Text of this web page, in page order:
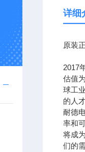
详细
原装
2017
估值
球工
的人
耐德
率和
将成
们的